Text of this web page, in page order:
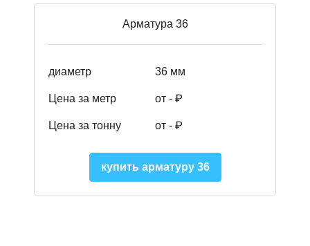
Арматура 36
диаметр 36 мм
Цена за метр от - ₽
Цена за тонну от - ₽
купить арматуру 36